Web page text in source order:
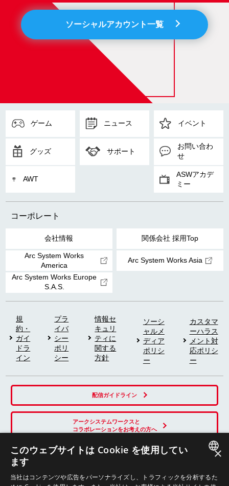
ソーシャルアカウント一覧
ゲーム ニュース イベント
グッズ サポート
お問い合わ
せ
AWT
ASWアカデ
ミー
コーポレート
会社情報 関係会社 採用Top
Arc System Works
America
Arc System Works Asia
Arc System Works Europe
S.A.S.
規
約・
ガイ
ドラ
イン
プラ
イバ
シー
ポリ
シー
情報セ
キュリ
ティに
関する
方針
ソーシ
ャルメ
ディア
ポリシ
ー
カスタマ
ーハラス
メント対
応ポリシ
ー
配信ガイドライン
アークシステムワークスと
コラボレーションをお考えの方へ
SNS
×
このウェブサイトは Cookie を使用してい
ます
当社はコンテンツや広告をパーソナライズし、トラフィックを分析するた